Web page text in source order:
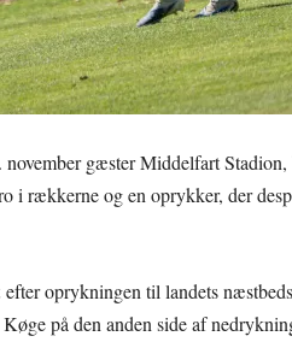
gæster Middelfart
i rækkerne og en oprykker, der
oprykningen til landets
på den anden side af